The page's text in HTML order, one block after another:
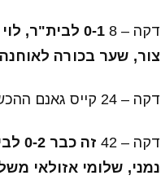
דקה – 8
0-1
צור, שער בכורה
דקה – 24 קייס גאנם ההכשרוני בחוד רעננה שולח כדור חופשי מסוכן אבל פוגע בחומה ויוצא לקרן.
דקה – 42
זה
נמני, שלומי אזולאי